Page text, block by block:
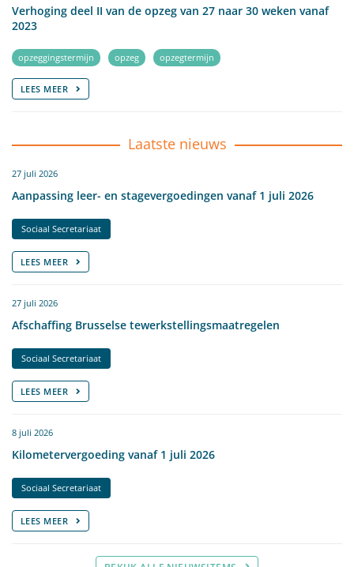
Verhoging deel II van de opzeg van 27 naar 30 weken vanaf
2023
opzeggingstermijn opzeg opzegtermijn
LEES MEER
Laatste nieuws
27 juli 2026
Aanpassing leer- en stagevergoedingen vanaf 1 juli 2026
Sociaal Secretariaat
LEES MEER
27 juli 2026
Afschaffing Brusselse tewerkstellingsmaatregelen
Sociaal Secretariaat
LEES MEER
8 juli 2026
Kilometervergoeding vanaf 1 juli 2026
Sociaal Secretariaat
LEES MEER